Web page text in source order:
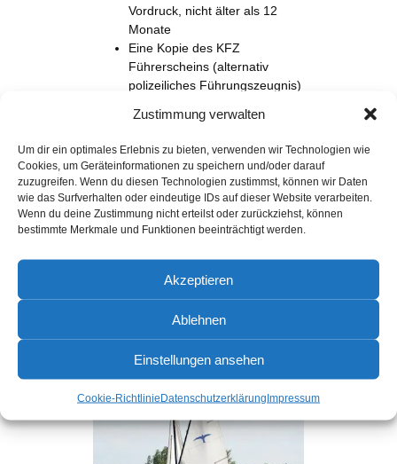
Zustimmung verwalten
Um dir ein optimales Erlebnis zu bieten, verwenden wir Technologien wie
Cookies, um Geräteinformationen zu speichern und/oder darauf
zuzugreifen. Wenn du diesen Technologien zustimmst, können wir Daten
wie das Surfverhalten oder eindeutige IDs auf dieser Website verarbeiten.
Wenn du deine Zustimmung nicht erteilst oder zurückziehst, können
bestimmte Merkmale und Funktionen beeinträchtigt werden.
Akzeptieren
Ablehnen
Einstellungen ansehen
Cookie-RichtlinieDatenschutzerklärungImpressum
Vordruck, nicht älter als 12
Monate
Eine Kopie des KFZ
Führerscheins (alternativ
polizeiliches Führungszeugnis)
neutraler Hintergrund ohne
sechs Monate)
jetzt anmelden